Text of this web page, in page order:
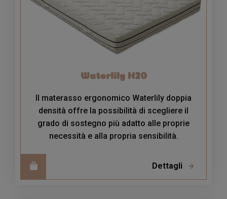
Waterlily H20
Il materasso ergonomico Waterlily doppia
densità offre la possibilità di scegliere il
grado di sostegno più adatto alle proprie
necessità e alla propria sensibilità.
Dettagli